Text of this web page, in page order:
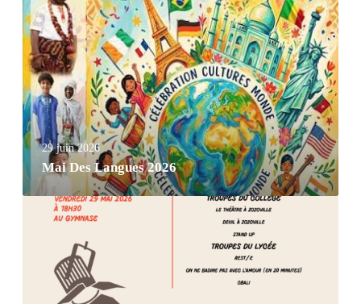
29 juin 2026
Mai Des Langues 2026